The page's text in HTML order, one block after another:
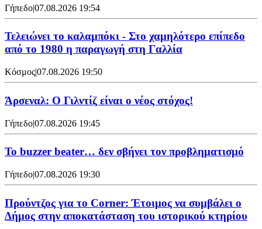
Γήπεδο|07.08.2026 19:54
Τελειώνει το καλαμπόκι - Στο χαμηλότερο επίπεδο
από το 1980 η παραγωγή στη Γαλλία
Κόσμος|07.08.2026 19:50
Άρσεναλ: Ο Γιλντίζ είναι ο νέος στόχος!
Γήπεδο|07.08.2026 19:45
Το buzzer beater… δεν σβήνει τoν προβληματισμό
Γήπεδο|07.08.2026 19:30
Προύντζος για το Corner: Έτοιμος να συμβάλει ο
Δήμος στην αποκατάσταση του ιστορικού κτηρίου